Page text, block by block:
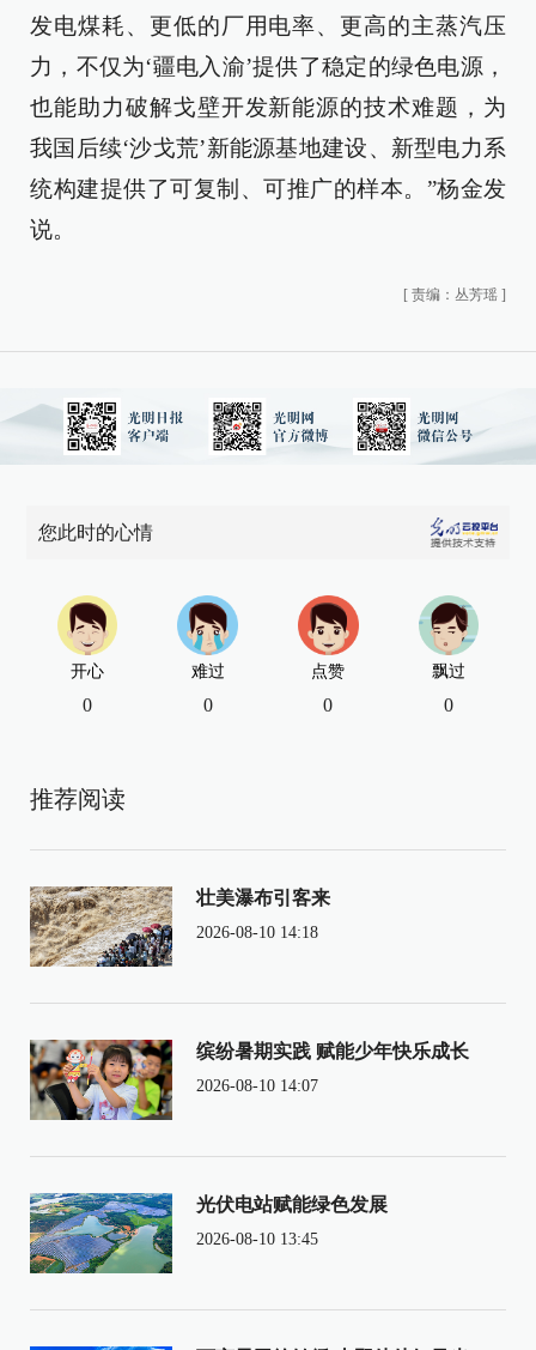
发电煤耗、更低的厂用电率、更高的主蒸汽压
力，不仅为‘疆电入渝’提供了稳定的绿色电源，
也能助力破解戈壁开发新能源的技术难题，为
我国后续‘沙戈荒’新能源基地建设、新型电力系
统构建提供了可复制、可推广的样本。”杨金发
说。
[ 责编：丛芳瑶 ]
您此时的心情
开心
0
难过
0
点赞
0
飘过
0
推荐阅读
壮美瀑布引客来
2026-08-10 14:18
缤纷暑期实践 赋能少年快乐成长
2026-08-10 14:07
光伏电站赋能绿色发展
2026-08-10 13:45